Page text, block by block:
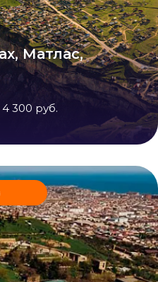
Матлас,
4 300 руб.